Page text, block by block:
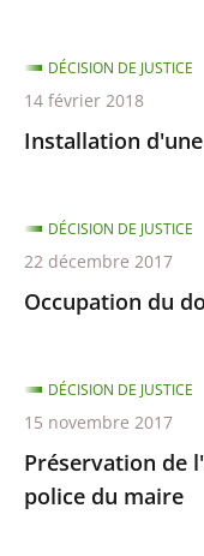
Installation
DÉCISION DE JUSTICE
14 février 2018
Occupation du
DÉCISION DE JUSTICE
22 décembre 2017
Préservation de
police du maire
DÉCISION DE JUSTICE
15 novembre 2017